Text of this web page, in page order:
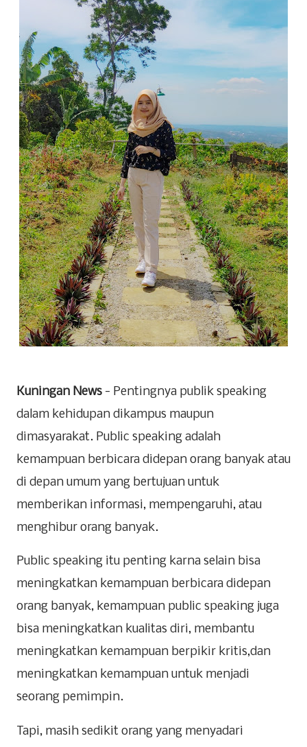
Kuningan News - Pentingnya publik speaking
dalam kehidupan dikampus maupun
dimasyarakat. Public speaking adalah
kemampuan berbicara didepan orang banyak atau
di depan umum yang bertujuan untuk
memberikan informasi, mempengaruhi, atau
menghibur orang banyak.
Public speaking itu penting karna selain bisa
meningkatkan kemampuan berbicara didepan
orang banyak, kemampuan public speaking juga
bisa meningkatkan kualitas diri, membantu
meningkatkan kemampuan berpikir kritis,dan
meningkatkan kemampuan untuk menjadi
seorang pemimpin.
Tapi, masih sedikit orang yang menyadari